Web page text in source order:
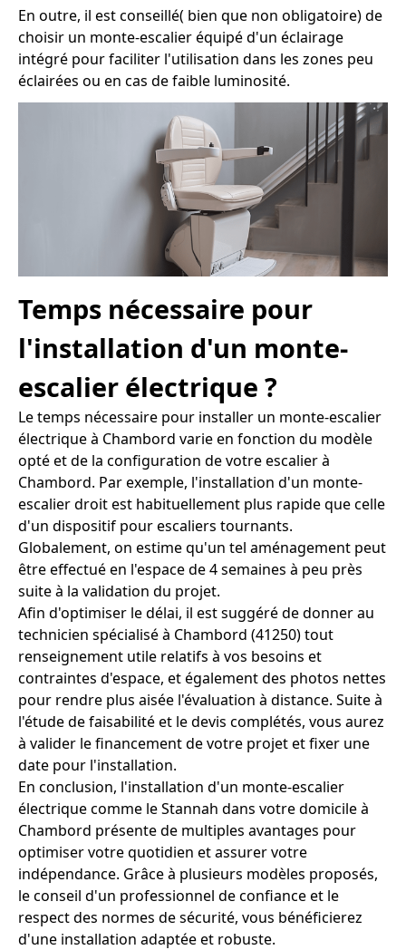
En outre, il est conseillé( bien que non obligatoire) de
choisir un monte-escalier équipé d'un éclairage
intégré pour faciliter l'utilisation dans les zones peu
éclairées ou en cas de faible luminosité.
Temps nécessaire pour
l'installation d'un monte-
escalier électrique ?
Le temps nécessaire pour installer un monte-escalier
électrique à Chambord varie en fonction du modèle
opté et de la configuration de votre escalier à
Chambord. Par exemple, l'installation d'un monte-
escalier droit est habituellement plus rapide que celle
d'un dispositif pour escaliers tournants.
Globalement, on estime qu'un tel aménagement peut
être effectué en l'espace de 4 semaines à peu près
suite à la validation du projet.
Afin d'optimiser le délai, il est suggéré de donner au
technicien spécialisé à Chambord (41250) tout
renseignement utile relatifs à vos besoins et
contraintes d'espace, et également des photos nettes
pour rendre plus aisée l'évaluation à distance. Suite à
l'étude de faisabilité et le devis complétés, vous aurez
à valider le financement de votre projet et fixer une
date pour l'installation.
En conclusion, l'installation d'un monte-escalier
électrique comme le Stannah dans votre domicile à
Chambord présente de multiples avantages pour
optimiser votre quotidien et assurer votre
indépendance. Grâce à plusieurs modèles proposés,
le conseil d'un professionnel de confiance et le
respect des normes de sécurité, vous bénéficierez
d'une installation adaptée et robuste.